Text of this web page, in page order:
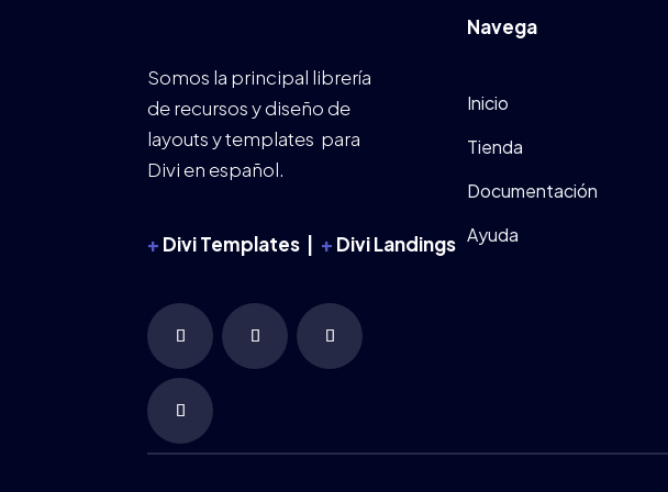
Somos la principal librería
de recursos y diseño de
layouts y templates para
Divi en español.
+ Divi Templates | + Divi Landings
Navega
Inicio
Tienda
Documentación
Ayuda